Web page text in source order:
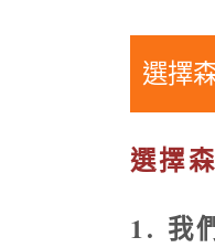
選擇
選擇
1. 我